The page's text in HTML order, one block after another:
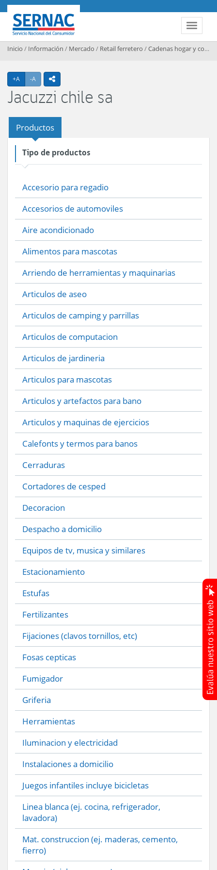
Contenido principal
Toggle
SERNAC
Inicio / Información / Mercado / Retail ferretero /Cadenas hogar y construccion
+A Agrandar texto
-A Achicar textoicono compartir
Jacuzzi chile sa
Productos
Tipo de productos
Accesorio para regadio
Accesorios de automoviles
Aire acondicionado
Alimentos para mascotas
Arriendo de herramientas y maquinarias
Articulos de aseo
Articulos de camping y parrillas
Articulos de computacion
Articulos de jardineria
Articulos para mascotas
Articulos y artefactos para bano
Articulos y maquinas de ejercicios
Calefonts y termos para banos
Cerraduras
Cortadores de cesped
Decoracion
Despacho a domicilio
Equipos de tv, musica y similares
Estacionamiento
Estufas
Fertilizantes
Fijaciones (clavos tornillos, etc)
Fosas cepticas
Fumigador
Griferia
Herramientas
Iluminacion y electricidad
Instalaciones a domicilio
Juegos infantiles incluye bicicletas
Linea blanca (ej. cocina, refrigerador,
lavadora)
Mat. construccion (ej. maderas, cemento,
fierro)